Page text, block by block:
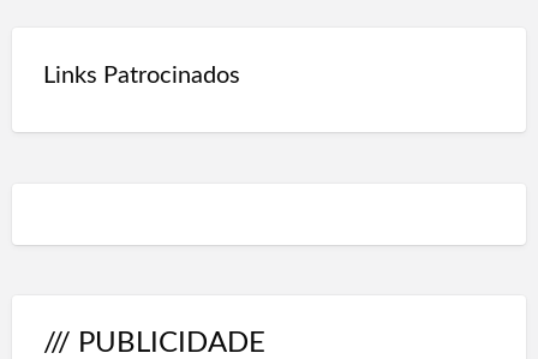
Links Patrocinados
/// PUBLICIDADE